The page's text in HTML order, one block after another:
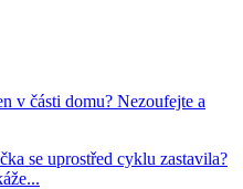
v části domu? Nezoufejte a
se uprostřed cyklu zastavila?